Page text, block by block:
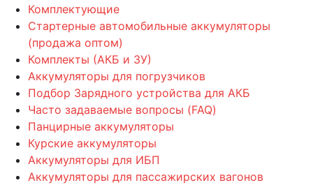
Комплектующие
Стартерные автомобильные аккумуляторы
(продажа оптом)
Комплекты (АКБ и ЗУ)
Аккумуляторы для погрузчиков
Подбор Зарядного устройства для АКБ
Часто задаваемые вопросы (FAQ)
Панцирные аккумуляторы
Курские аккумуляторы
Аккумуляторы для ИБП
Аккумуляторы для пассажирских вагонов